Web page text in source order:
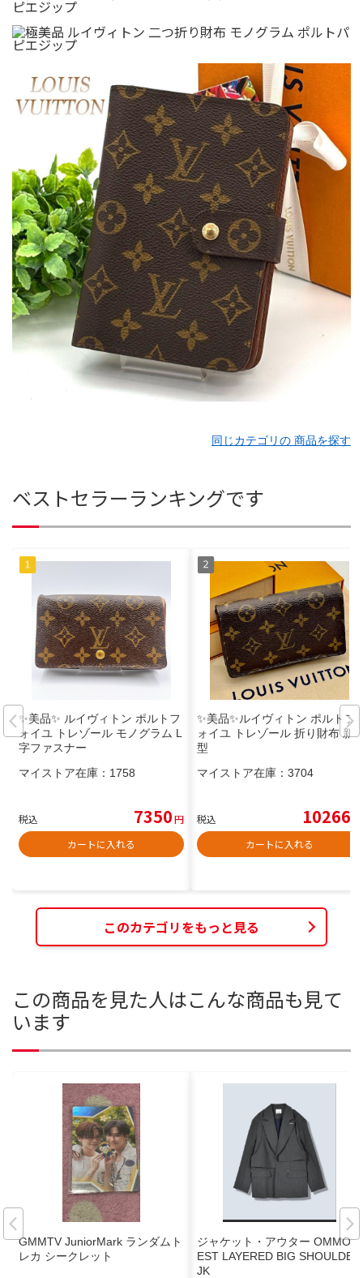
同じカテゴリの 商品を探す
ベストセラーランキングです
✨美品✨ ルイヴィトン ポルトフ
ォイユ トレゾール モノグラム L
字ファスナー
マイストア在庫： 1758
税込 7350円
カートに入れる
✨美品✨ルイヴィトン ポルトフ
ォイユ トレゾール 折り財布 新
型
マイストア在庫： 3704
税込 10266
カートに入れる
このカテゴリをもっと見る
この商品を見た人はこんな商品も見て
います
GMMTV JuniorMark ランダムト
レカ シークレット
ジャケット・アウター OMMO V
EST LAYERED BIG SHOULDER
JK